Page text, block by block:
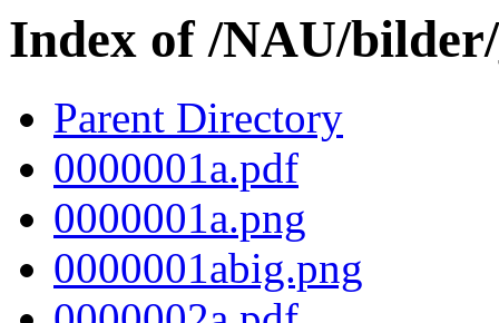
Index of /NAU/
Parent Directory
0000001a.pdf
0000001a.png
0000001abig.png